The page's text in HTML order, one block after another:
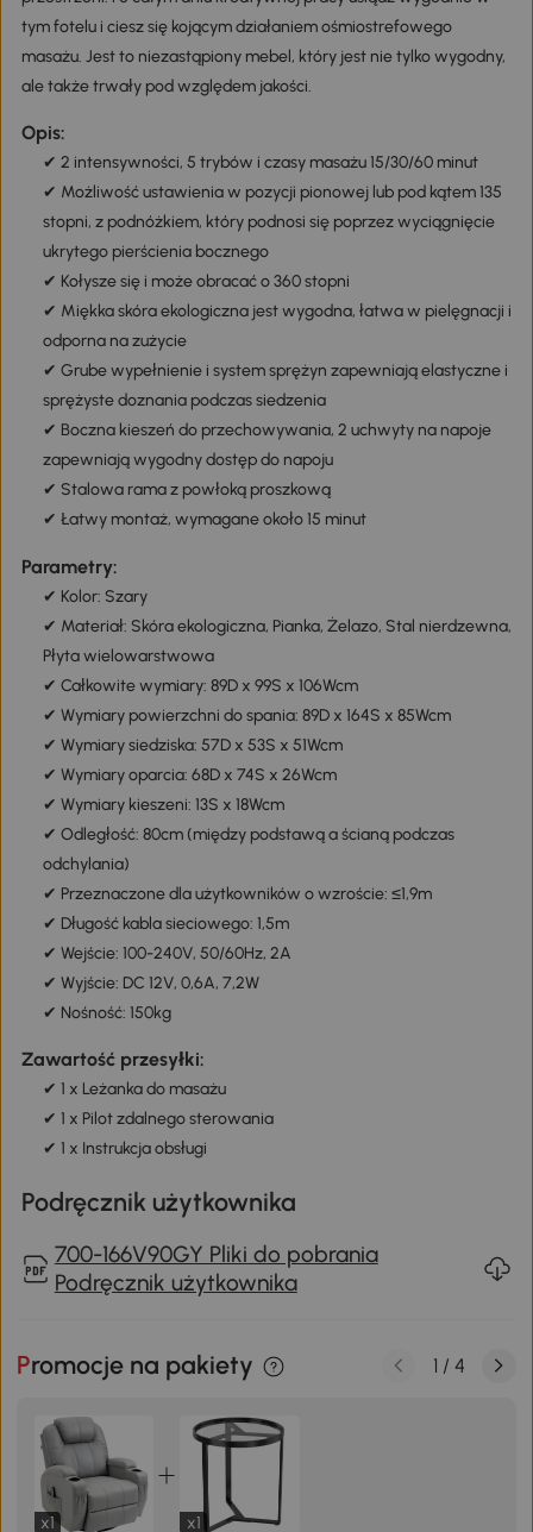
tym fotelu i ciesz się kojącym działaniem ośmiostrefowego
masażu. Jest to niezastąpiony mebel, który jest nie tylko wygodny,
ale także trwały pod względem jakości.
Opis:
✔ 2 intensywności, 5 trybów i czasy masażu 15/30/60 minut
✔ Możliwość ustawienia w pozycji pionowej lub pod kątem 135
stopni, z podnóżkiem, który podnosi się poprzez wyciągnięcie
ukrytego pierścienia bocznego
✔ Kołysze się i może obracać o 360 stopni
✔ Miękka skóra ekologiczna jest wygodna, łatwa w pielęgnacji i
odporna na zużycie
✔ Grube wypełnienie i system sprężyn zapewniają elastyczne i
sprężyste doznania podczas siedzenia
✔ Boczna kieszeń do przechowywania, 2 uchwyty na napoje
zapewniają wygodny dostęp do napoju
✔ Stalowa rama z powłoką proszkową
✔ Łatwy montaż, wymagane około 15 minut
Parametry:
✔ Kolor: Szary
✔ Materiał: Skóra ekologiczna, Pianka, Żelazo, Stal nierdzewna,
Płyta wielowarstwowa
✔ Całkowite wymiary: 89D x 99S x 106Wcm
✔ Wymiary powierzchni do spania: 89D x 164S x 85Wcm
✔ Wymiary siedziska: 57D x 53S x 51Wcm
✔ Wymiary oparcia: 68D x 74S x 26Wcm
✔ Wymiary kieszeni: 13S x 18Wcm
✔ Odległość: 80cm (między podstawą a ścianą podczas
odchylania)
✔ Przeznaczone dla użytkowników o wzroście: ≤1,9m
✔ Długość kabla sieciowego: 1,5m
✔ Wejście: 100-240V, 50/60Hz, 2A
✔ Wyjście: DC 12V, 0,6A, 7,2W
✔ Nośność: 150kg
Zawartość przesyłki:
✔ 1 x Leżanka do masażu
✔ 1 x Pilot zdalnego sterowania
✔ 1 x Instrukcja obsługi
Podręcznik użytkownika
700-166V90GY Pliki do pobrania
Podręcznik użytkownika
Promocje na pakiety
x1
x1
1 / 4